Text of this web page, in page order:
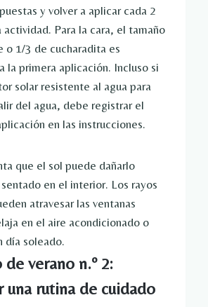
y volver a aplicar cada 2
actividad. Para la cara, el tamaño
o 1/3 de cucharadita es
la primera aplicación. Incluso si
solar resistente al agua para
del agua, debe registrar el
en las instrucciones.
que el sol puede dañarlo
en el interior. Los rayos
atravesar las ventanas
en el aire acondicionado o
día soleado.
de verano n.º 2:
una rutina de cuidado